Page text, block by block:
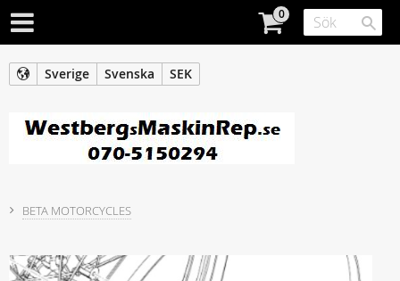
Sverige Svenska SEK
BETA MOTORCYCLES